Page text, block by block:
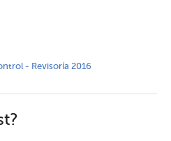
- Revisoría 2016